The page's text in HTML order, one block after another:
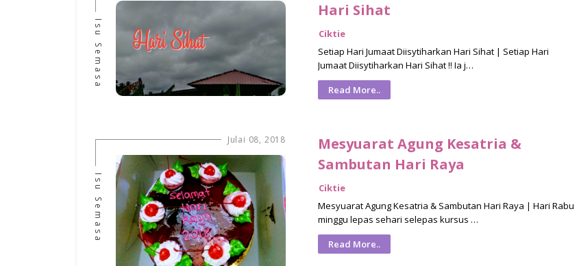
Isu Semasa
Hari Sihat
Ciktie
Setiap Hari Jumaat Diisytiharkan Hari Sihat | Setiap Hari
Jumaat Diisytiharkan Hari Sihat !! Ia j…
Read More..
Julai 08, 2018
Isu Semasa
Mesyuarat Agung Kesatria &
Sambutan Hari Raya
Ciktie
Mesyuarat Agung Kesatria & Sambutan Hari Raya | Hari Rabu
minggu lepas sehari selepas kursus …
Read More..